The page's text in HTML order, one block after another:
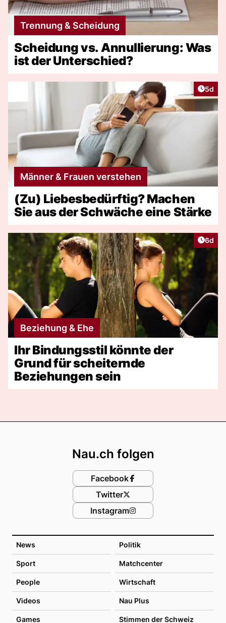
Trennung & Scheidung
Scheidung vs. Annullierung: Was
ist der Unterschied?
5d
Männer & Frauen verstehen
(Zu) Liebesbedürftig? Machen
Sie aus der Schwäche eine Stärke
6d
Beziehung & Ehe
Ihr Bindungsstil könnte der
Grund für scheiternde
Beziehungen sein
News Politik
Sport Matchcenter
People Wirtschaft
Videos Nau Plus
Games Stimmen der Schweiz
Nau.ch folgen
Facebook
Twitter
Instagram